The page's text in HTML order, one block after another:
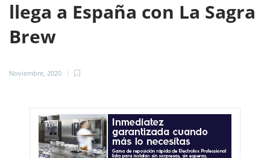
llega a España con La Sagra
Brew
Noviembre, 2020